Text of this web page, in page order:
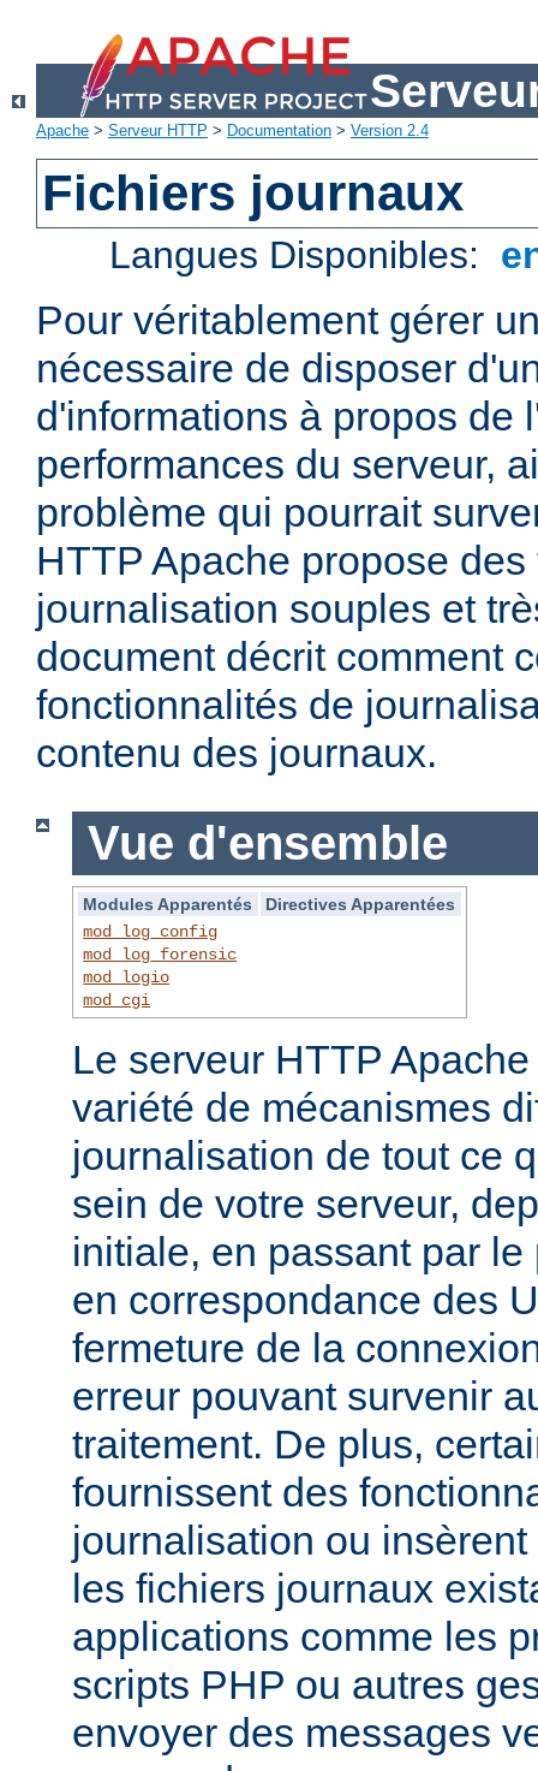
Apache > Serveur HTTP > Documentation > Version 2.4
Fichiers journaux
Langues Disponibles:
Pour véritablement gérer
nécessaire de disposer
d'informations à propos de
performances du serveur,
problème qui pourrait
HTTP Apache propose
journalisation souples et
document décrit comment
fonctionnalités de
contenu des journaux.
Vue d'ensemble
Modules Apparentés
Directives Apparentées
mod_log_config
mod_log_forensic
mod_logio
mod_cgi
Le serveur HTTP
variété de mécanismes
journalisation de tout ce
sein de votre serveur,
initiale, en passant par
en correspondance des
fermeture de la
erreur pouvant survenir
traitement. De plus,
fournissent des
journalisation ou
les fichiers journaux
applications comme les
scripts PHP ou autres
envoyer des messages